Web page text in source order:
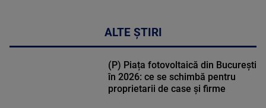
ALTE ȘTIRI
(P) Piața fotovoltaică din București
în 2026: ce se schimbă pentru
proprietarii de case și firme